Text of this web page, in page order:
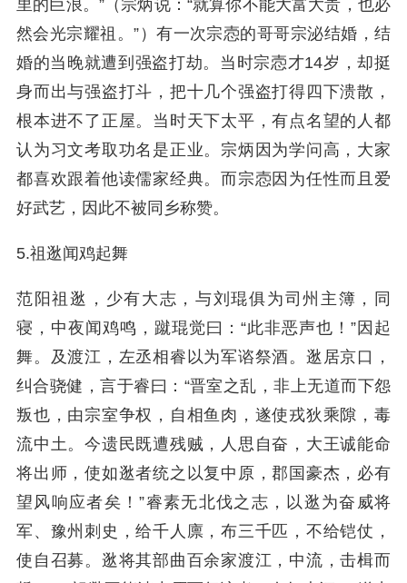
里的巨浪。”（宗炳说：“就算你不能大富大贵，也必
然会光宗耀祖。”）有一次宗悫的哥哥宗泌结婚，结
婚的当晚就遭到强盗打劫。当时宗悫才14岁，却挺
身而出与强盗打斗，把十几个强盗打得四下溃散，
根本进不了正屋。当时天下太平，有点名望的人都
认为习文考取功名是正业。宗炳因为学问高，大家
都喜欢跟着他读儒家经典。而宗悫因为任性而且爱
好武艺，因此不被同乡称赞。
5.祖逖闻鸡起舞
范阳祖逖，少有大志，与刘琨俱为司州主簿，同
寝，中夜闻鸡鸣，蹴琨觉曰：“此非恶声也！”因起
舞。及渡江，左丞相睿以为军谘祭酒。逖居京口，
纠合骁健，言于睿曰：“晋室之乱，非上无道而下怨
叛也，由宗室争权，自相鱼肉，遂使戎狄乘隙，毒
流中土。今遗民既遭残贼，人思自奋，大王诚能命
将出师，使如逖者统之以复中原，郡国豪杰，必有
望风响应者矣！”睿素无北伐之志，以逖为奋威将
军、豫州刺史，给千人廪，布三千匹，不给铠仗，
使自召募。逖将其部曲百余家渡江，中流，击楫而